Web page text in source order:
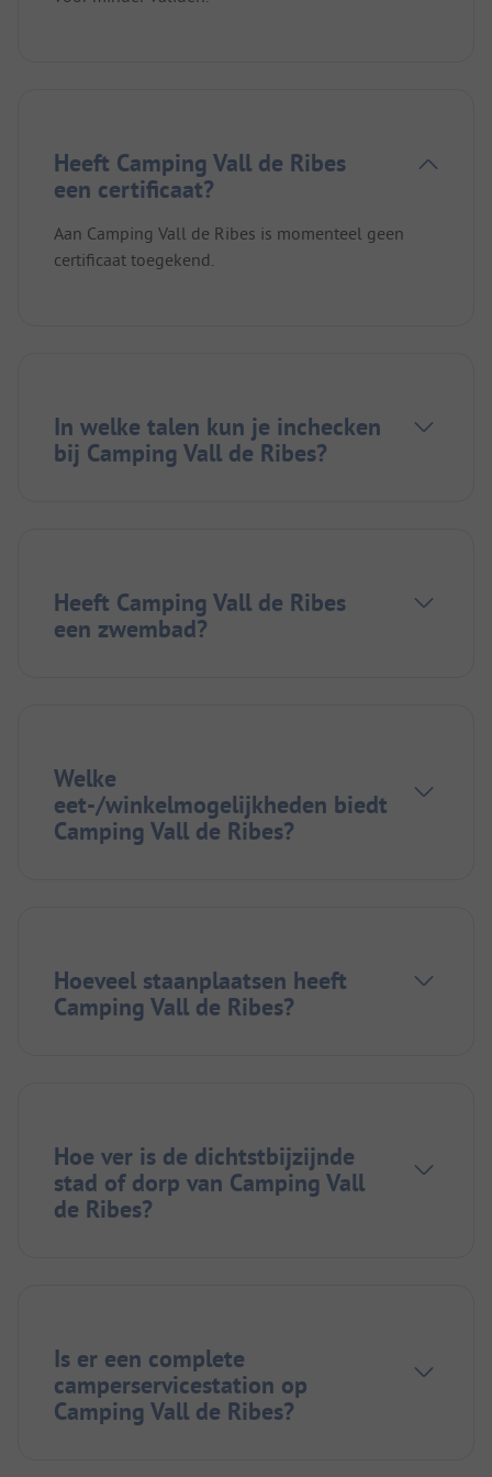
Heeft Camping Vall de Ribes
een certificaat?
Aan Camping Vall de Ribes is momenteel geen
certificaat toegekend.
In welke talen kun je inchecken
bij Camping Vall de Ribes?
Heeft Camping Vall de Ribes
een zwembad?
Welke
eet-/winkelmogelijkheden biedt
Camping Vall de Ribes?
Hoeveel staanplaatsen heeft
Camping Vall de Ribes?
Hoe ver is de dichtstbijzijnde
stad of dorp van Camping Vall
de Ribes?
Is er een complete
camperservicestation op
Camping Vall de Ribes?